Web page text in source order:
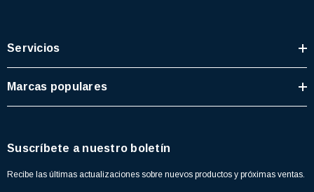
Servicios
Marcas populares
Suscríbete a nuestro boletín
Recibe las últimas actualizaciones sobre nuevos productos y próximas ventas.